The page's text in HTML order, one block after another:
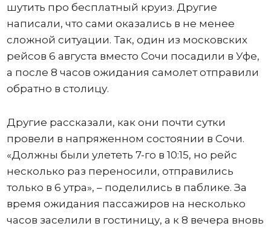
шутить про бесплатный круиз. Другие
написали, что сами оказались в не менее
сложной ситуации. Так, один из московских
рейсов 6 августа вместо Сочи посадили в Уфе,
а после 8 часов ожидания самолет отправили
обратно в столицу.
Другие рассказали, как они почти сутки
провели в напряженном состоянии в Сочи.
«Должны были улететь 7-го в 10:15, но рейс
несколько раз переносили, отправились
только в 6 утра», – поделились в паблике. За
время ожидания пассажиров на несколько
часов заселили в гостиницу, а к 8 вечера вновь